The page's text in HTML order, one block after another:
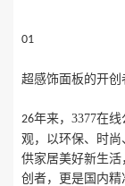
01
超感饰面板的开创
26年来，3377在
观，以环保、时
供家居美好新生活
创者，更是国内